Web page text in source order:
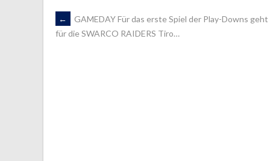
ARTIKEL-
←
GAMEDAY Für das erste Spiel der Play-Downs geht
für die SWARCO RAIDERS Tiro…